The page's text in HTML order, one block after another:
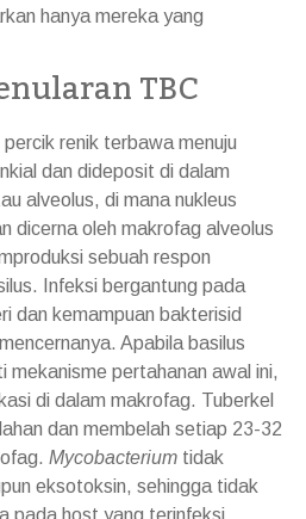
hanya mereka yang
TBC
renik terbawa menuju
dan dideposit di dalam
alveolus, di mana nukleus
dicerna oleh makrofag alveolus
sebuah respon
Infeksi bergantung pada
dan kemampuan bakterisid
Apabila basilus
pertahanan awal ini,
di dalam makrofag. Tuberkel
dan membelah setiap 23-32
Mycobacterium tidak
eksotoksin, sehingga tidak